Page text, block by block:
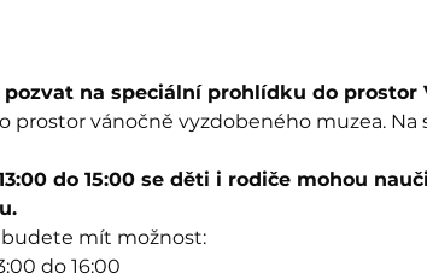
na speciální prohlídku do prostor
prostor vánočně vyzdobeného muzea. Na
do 15:00 se děti i rodiče mohou
mít možnost:
do 16:00